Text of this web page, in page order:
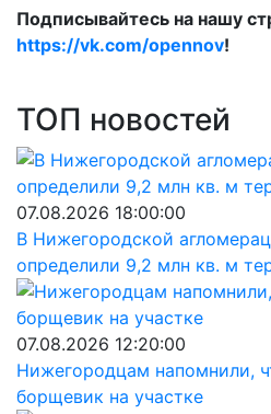
Подписывайтесь на нашу
https://vk.com/opennov!
ТОП новостей
07.08.2026 18:00:00
В Нижегородской
определили 9,2 млн кв. м
07.08.2026 12:20:00
Нижегородцам напомнили,
борщевик на участке